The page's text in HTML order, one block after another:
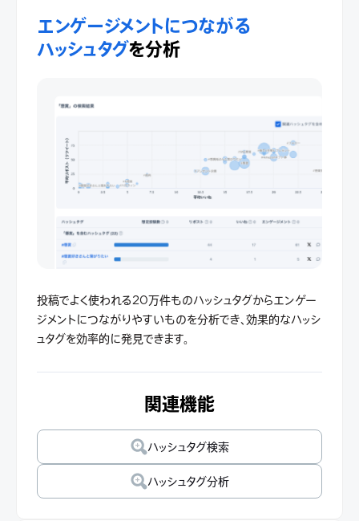
エンゲージメントにつながる
ハッシュタグを分析
投稿でよく使われる20万件ものハッシュタグからエンゲー
ジメントにつながりやすいものを分析でき、効果的なハッシ
ュタグを効率的に発見できます。
関連機能
ハッシュタグ検索
ハッシュタグ分析